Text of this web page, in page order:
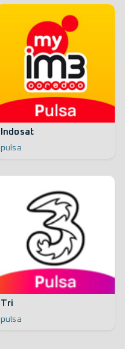
Indosat
pulsa
Tri
pulsa